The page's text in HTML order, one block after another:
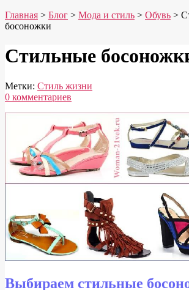
Главная > Блог > Мода и стиль > Обувь >
босоножки
Стильные
Метки: Стиль жизни
0 комментариев
Стильные
босоножки
Выбираем стильные